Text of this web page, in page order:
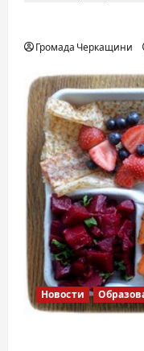
Громада Черкащини
Новости